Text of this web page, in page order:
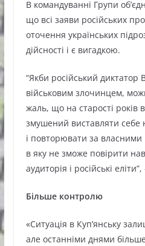
В командуванні Групи
що всі заяви російських
оточення українських
дійсності і є вигадкою.
“Якби російський
військовим злочинцем,
жаль, що на старості років
змушений виставляти себе
і повторювати за
в яку не зможе повірити
аудиторія і російські
Більше контролю
«Ситуація в Куп’янську
але останніми днями